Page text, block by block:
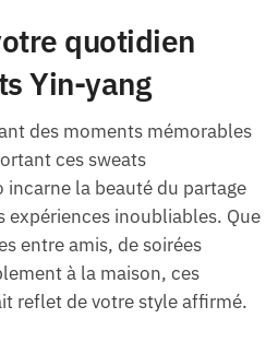
quotidien
Yin-yang
des moments mémorables
ces sweats
la beauté du partage
expériences inoubliables. Que
entre amis, de soirées
à la maison, ces
reflet de votre style affirmé.